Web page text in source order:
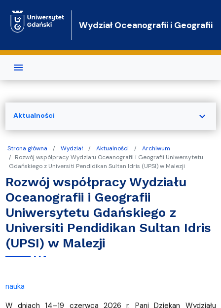
Wydział Oceanografii i Geografii
Strona główna Wydział Aktualności
Archiwum
Rozwój współpracy Wydziału Oceanografii i Geografii Uniwersytetu
Gdańskiego z Universiti Pendidikan Sultan Idris (UPSI) w Malezji
Rozwój współpracy Wydziału
Oceanografii i Geografii
Uniwersytetu Gdańskiego z
Universiti Pendidikan Sultan Idris
(UPSI) w Malezji
nauka
W dniach 14–19 czerwca 2026 r. Pani Dziekan Wydziału
Aktualności expand_more